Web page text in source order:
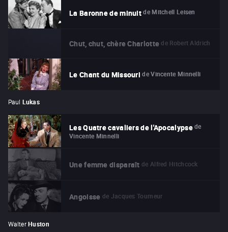
La Baronne de minuit de Mitchell Leisen
Chut, chut, chère Charlotte de Robert Aldrich
Le Chant du Missouri de Vincente Minnelli
Paul Lukas
Les Quatre cavaliers de l'Apocalypse de
Vincente Minnelli
Une femme disparaît de Alfred Hitchcock
Angoisse de Jacques Tourneur
Walter Huston